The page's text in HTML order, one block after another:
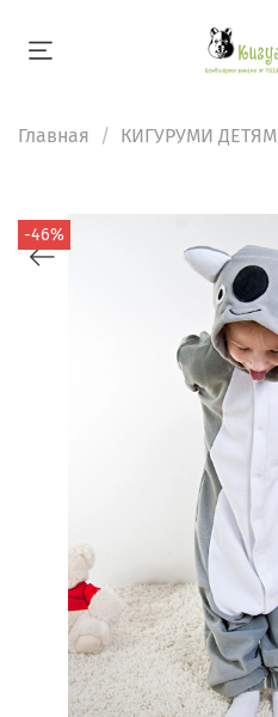
Главная КИГУРУМИ ДЕТЯМ
-46%